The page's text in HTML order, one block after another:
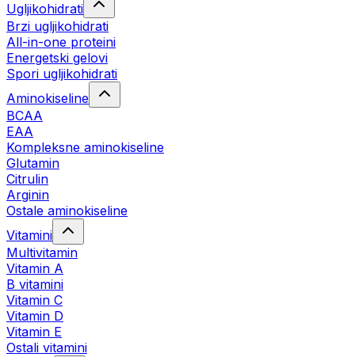
Ugljikohidrati
Brzi ugljikohidrati
All-in-one proteini
Energetski gelovi
Spori ugljikohidrati
Aminokiseline
BCAA
EAA
Kompleksne aminokiseline
Glutamin
Citrulin
Arginin
Ostale aminokiseline
Vitamini
Multivitamin
Vitamin A
B vitamini
Vitamin C
Vitamin D
Vitamin E
Ostali vitamini